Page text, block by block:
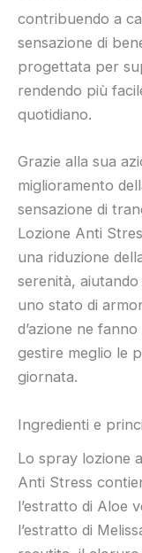
contribuendo a
sensazione di
progettata per
rendendo più
quotidiano.
Grazie alla sua
miglioramento
sensazione di
Lozione Anti
una riduzione
serenità,
uno stato di
d’azione ne
gestire meglio le
giornata.
Ingredienti e
Lo spray lozione
Anti Stress
l’estratto di Aloe
l’estratto di